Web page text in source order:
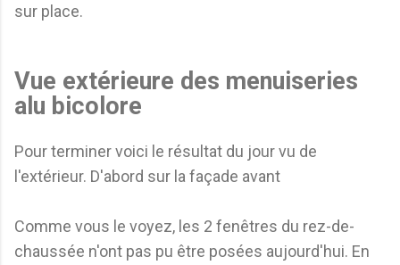
sur place.
Vue extérieure des menuiseries
alu bicolore
Pour terminer voici le résultat du jour vu de
l'extérieur. D'abord sur la façade avant
Comme vous le voyez, les 2 fenêtres du rez-de-
chaussée n'ont pas pu être posées aujourd'hui. En